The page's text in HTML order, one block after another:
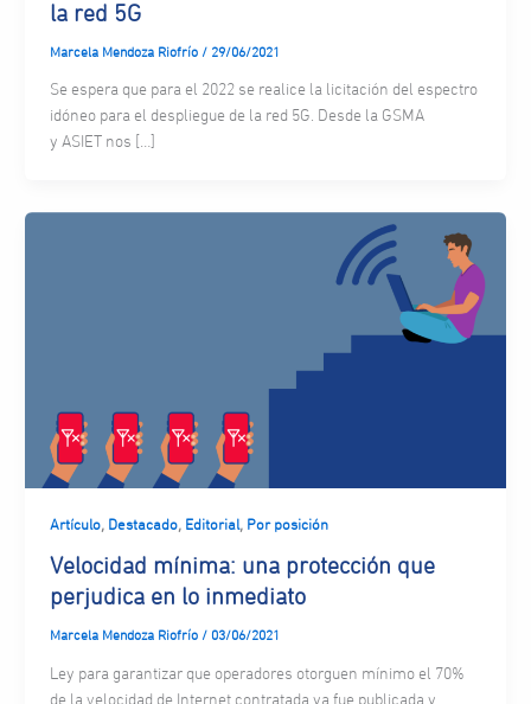
la red 5G
Marcela Mendoza Riofrío / 29/06/2021
Se espera que para el 2022 se realice la licitación del espectro
idóneo para el despliegue de la red 5G. Desde la GSMA
y ASIET nos […]
Artículo, Destacado, Editorial, Por posición
Velocidad mínima: una protección que
perjudica en lo inmediato
Marcela Mendoza Riofrío / 03/06/2021
Ley para garantizar que operadores otorguen mínimo el 70%
de la velocidad de Internet contratada ya fue publicada y